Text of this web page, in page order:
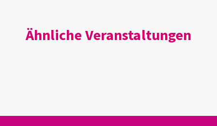
Ähnliche Veranstaltungen